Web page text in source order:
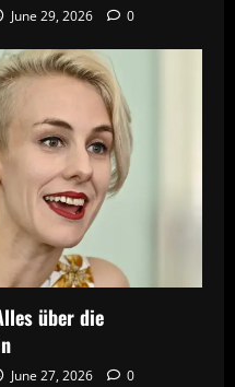
June 29, 2026 0
über die
June 27, 2026 0